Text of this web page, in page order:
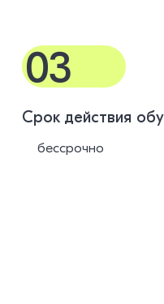
03
Срок действия
бессрочно